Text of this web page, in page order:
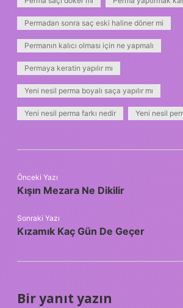
Permadan sonra saç eski haline döner mi
Permanın kalıcı olması için ne yapmalı
Permaya keratin yapılır mı
Yeni nesil perma boyalı saça yapılır mı
Yeni nesil perma farkı nedir Yeni nesil
Önceki Yazı
Kışın Mezara Ne Dikilir
Sonraki Yazı
Kızamık Kaç Gün De Geçer
Bir yanıt yazın